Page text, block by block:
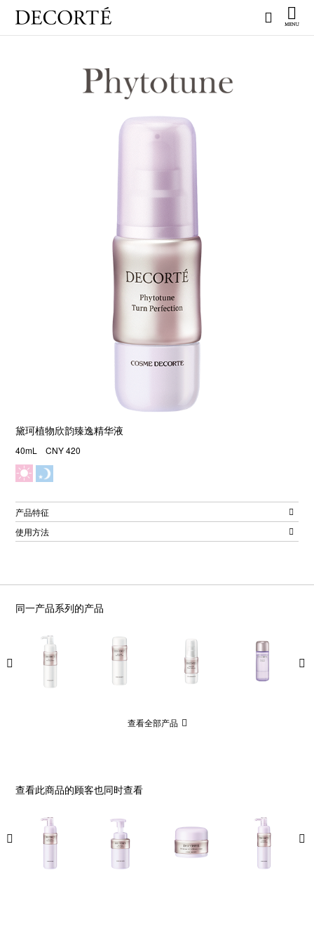
黛珂植物欣韵臻逸精华液
40mL CNY 420
产品特征
使用方法
同一产品系列的产品
查看全部产品
查看此商品的顾客也同时查看